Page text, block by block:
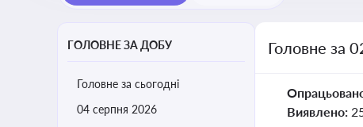
ГОЛОВНЕ ЗА ДОБУ
Головне за сьогодні
04 серпня 2026
Головне за
Виявлено: